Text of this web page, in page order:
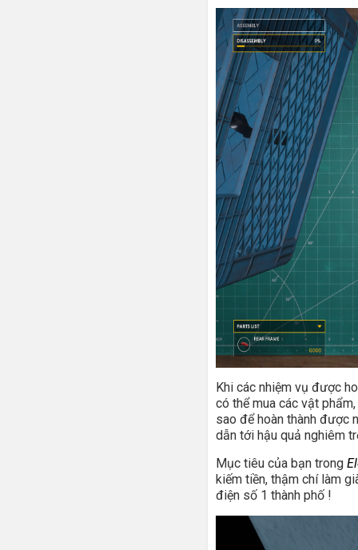
Khi các nhiệm vụ được
có thể mua các vật
sao để hoàn thành được
dẫn tới hậu quả nghiêm
Mục tiêu của bạn trong
kiếm tiền, thậm chí làm
điện số 1 thành phố !